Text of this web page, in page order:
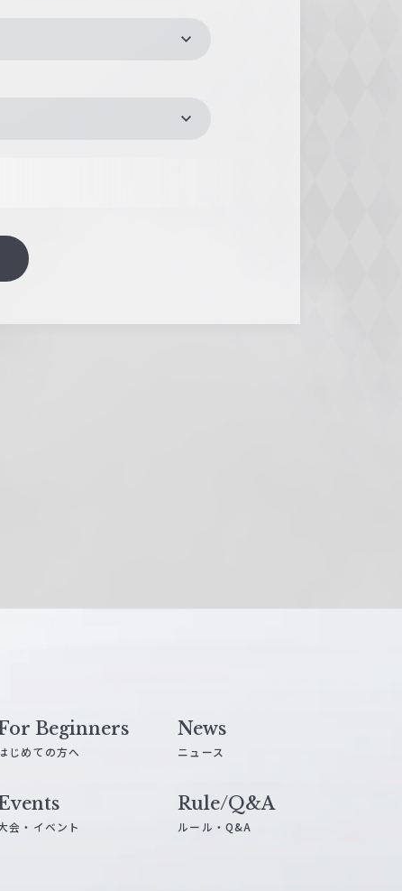
Beginners
じめての方へ
News
ニュース
会・イベント
Rule/Q&A
ルール・Q&A